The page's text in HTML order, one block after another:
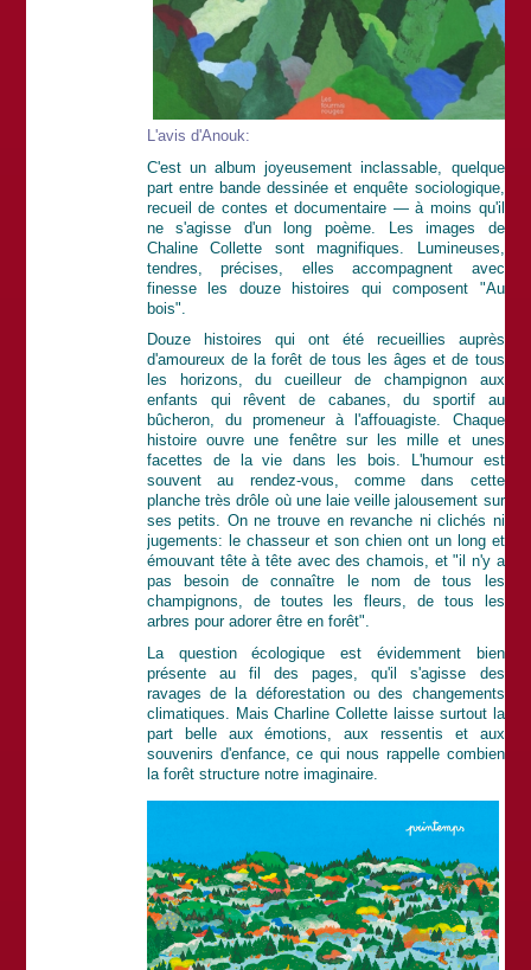
L'avis d'Anouk:
C'est un album joyeusement inclassable, quelque
part entre bande dessinée et enquête sociologique,
recueil de contes et documentaire — à moins qu'il
ne s'agisse d'un long poème. Les images de
Chaline Collette sont magnifiques. Lumineuses,
tendres, précises, elles accompagnent avec
finesse les douze histoires qui composent "Au
bois".
Douze histoires qui ont été recueillies auprès
d'amoureux de la forêt de tous les âges et de tous
les horizons, du cueilleur de champignon aux
enfants qui rêvent de cabanes, du sportif au
bûcheron, du promeneur à l'affouagiste. Chaque
histoire ouvre une fenêtre sur les mille et unes
facettes de la vie dans les bois. L'humour est
souvent au rendez-vous, comme dans cette
planche très drôle où une laie veille jalousement sur
ses petits. On ne trouve en revanche ni clichés ni
jugements: le chasseur et son chien ont un long et
émouvant tête à tête avec des chamois, et "il n'y a
pas besoin de connaître le nom de tous les
champignons, de toutes les fleurs, de tous les
arbres pour adorer être en forêt".
La question écologique est évidemment bien
présente au fil des pages, qu'il s'agisse des
ravages de la déforestation ou des changements
climatiques. Mais Charline Collette laisse surtout la
part belle aux émotions, aux ressentis et aux
souvenirs d'enfance, ce qui nous rappelle combien
la forêt structure notre imaginaire.